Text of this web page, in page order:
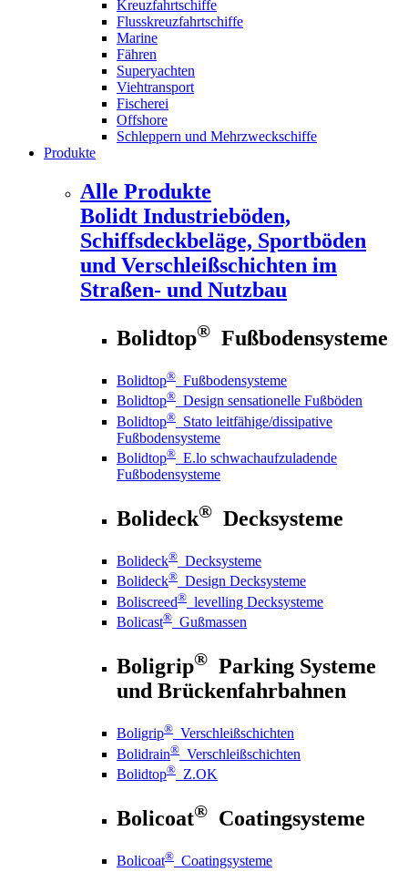
Kreuzfahrtschiffe
Flusskreuzfahrtschiffe
Marine
Fähren
Superyachten
Viehtransport
Fischerei
Offshore
Schleppern und Mehrzweckschiffe
Produkte
Alle Produkte
Bolidt Industrieböden,
Schiffsdeckbeläge, Sportböden
und Verschleißschichten im
Straßen- und Nutzbau
Bolidtop® Fußbodensysteme
Bolidtop® Fußbodensysteme
Bolidtop® Design sensationelle Fußböden
Bolidtop® Stato leitfähige/dissipative
Fußbodensysteme
Bolidtop® E.lo schwachaufzuladende
Fußbodensysteme
Bolideck® Decksysteme
Bolideck® Decksysteme
Bolideck® Design Decksysteme
Boliscreed® levelling Decksysteme
Bolicast® Gußmassen
Boligrip® Parking Systeme
und Brückenfahrbahnen
Boligrip® Verschleißschichten
Bolidrain® Verschleißschichten
Bolidtop® Z.OK
Bolicoat® Coatingsysteme
Bolicoat® Coatingsysteme